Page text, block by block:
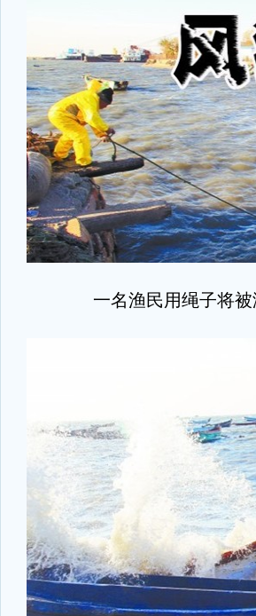
一名渔民用绳子将